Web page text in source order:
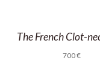
The French Clot-
700€